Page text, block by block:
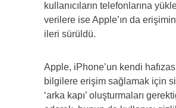
kullanıcıların telefonlarına
verilere ise Apple’ın da
ileri sürüldü.
Apple, iPhone’un kendi
bilgilere erişim sağlamak için
‘arka kapı’ oluşturmaları